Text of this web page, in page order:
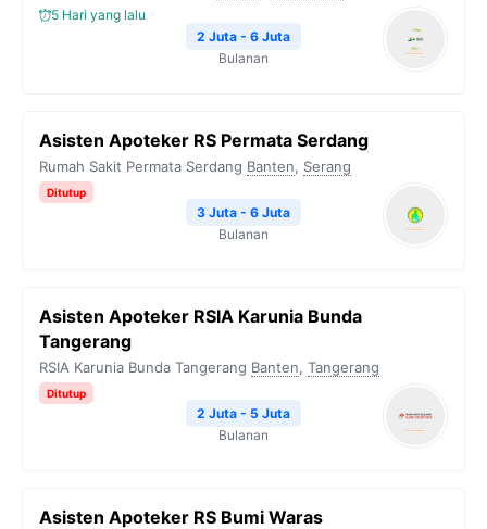
5 Hari yang lalu
2 Juta - 6 Juta
Bulanan
Asisten Apoteker RS Permata Serdang
Rumah Sakit Permata Serdang Banten, Serang
Ditutup
3 Juta - 6 Juta
Bulanan
Asisten Apoteker RSIA Karunia Bunda
Tangerang
RSIA Karunia Bunda Tangerang Banten, Tangerang
Ditutup
2 Juta - 5 Juta
Bulanan
Asisten Apoteker RS Bumi Waras